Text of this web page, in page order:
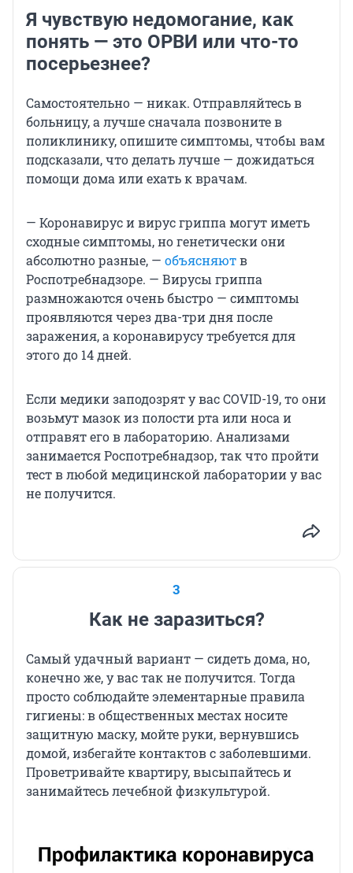
Я чувствую недомогание, как
понять — это ОРВИ или что-то
посерьезнее?
Самостоятельно — никак. Отправляйтесь в
больницу, а лучше сначала позвоните в
поликлинику, опишите симптомы, чтобы вам
подсказали, что делать лучше — дожидаться
помощи дома или ехать к врачам.
— Коронавирус и вирус гриппа могут иметь
сходные симптомы, но генетически они
абсолютно разные, — объясняютв
Роспотребнадзоре. — Вирусы гриппа
размножаются очень быстро — симптомы
проявляются через два-три дня после
заражения, а коронавирусу требуется для
этого до 14 дней.
Если медики заподозрят у вас COVID-19, то они
возьмут мазок из полости рта или носа и
отправят его в лабораторию. Анализами
занимается Роспотребнадзор, так что пройти
тест в любой медицинской лаборатории у вас
не получится.
3
Как не заразиться?
Самый удачный вариант — сидеть дома, но,
конечно же, у вас так не получится. Тогда
просто соблюдайте элементарные правила
гигиены: в общественных местах носите
защитную маску, мойте руки, вернувшись
домой, избегайте контактов с заболевшими.
Проветривайте квартиру, высыпайтесь и
занимайтесь лечебной физкультурой.